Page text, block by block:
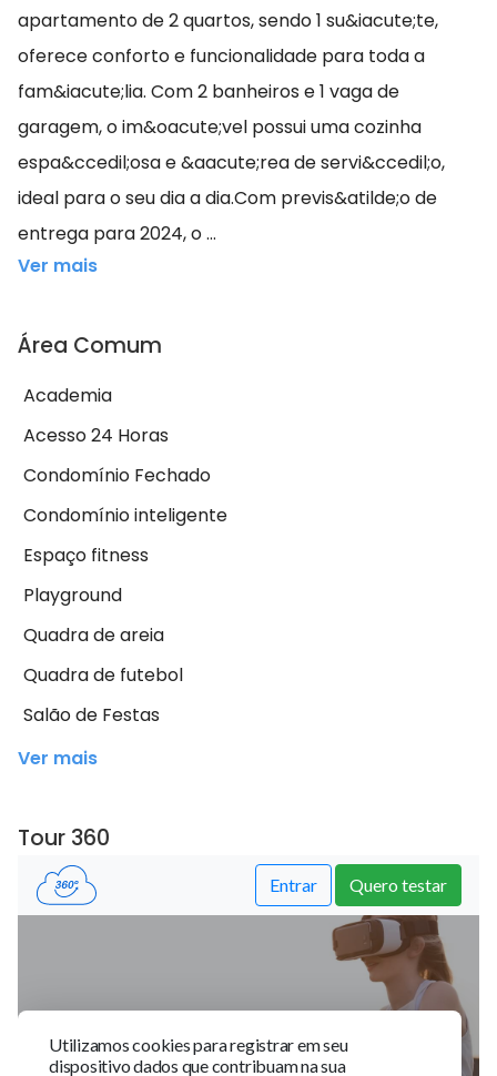
apartamento de 2 quartos, sendo 1 su&iacute;te,
oferece conforto e funcionalidade para toda a
fam&iacute;lia. Com 2 banheiros e 1 vaga de
garagem, o im&oacute;vel possui uma cozinha
espa&ccedil;osa e &aacute;rea de servi&ccedil;o,
ideal para o seu dia a dia.Com previs&atilde;o de
entrega para 2024, o ...
Ver mais
Área Comum
Academia
Acesso 24 Horas
Condomínio Fechado
Condomínio inteligente
Espaço fitness
Playground
Quadra de areia
Quadra de futebol
Salão de Festas
Ver mais
Tour 360